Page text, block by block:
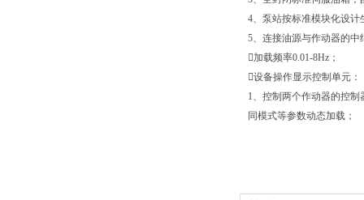
4、泵站按标准模块化设
5、连接油源与作动器的
加载频率0.01-8Hz；
设备操作显示控制单元：
1、控制两个作动器的控
同模式等参数动态加载；